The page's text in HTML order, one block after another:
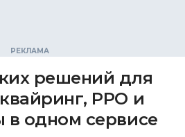
решений для
РРО и
в одном сервисе